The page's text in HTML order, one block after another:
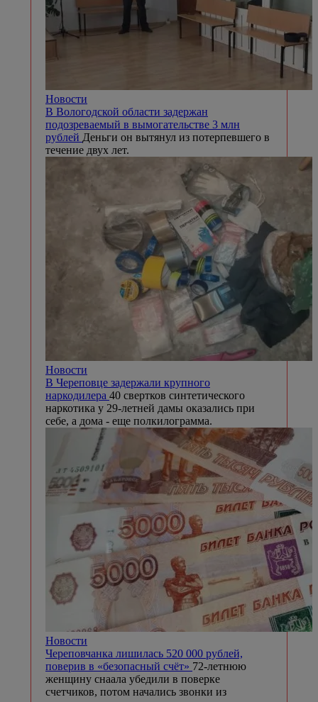
Новости
В Вологодской области задержан
подозреваемый в вымогательстве 3 млн
рублей Деньги он вытянул из потерпевшего в
течение двух лет.
Новости
В Череповце задержали крупного
наркодилера 40 свертков синтетического
наркотика у 29-летней дамы оказались при
себе, а дома - еще полкилограмма.
Новости
Череповчанка лишилась 520 000 рублей,
поверив в «безопасный счёт» 72-летнюю
женщину снаала убедили в поверке
счетчиков, потом начались звонки из